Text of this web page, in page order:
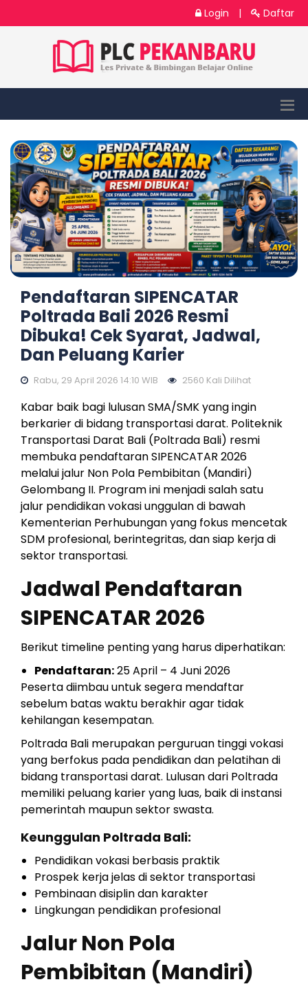
Login | Daftar
Pendaftaran SIPENCATAR
Poltrada Bali 2026 Resmi
Dibuka! Cek Syarat, Jadwal,
Dan Peluang Karier
Rabu, 29 April 2026 14:10 WIB 2560 Kali Dilihat
Kabar baik bagi lulusan SMA/SMK yang ingin
berkarier di bidang transportasi darat. Politeknik
Transportasi Darat Bali (Poltrada Bali) resmi
membuka pendaftaran SIPENCATAR 2026
melalui jalur Non Pola Pembibitan (Mandiri)
Gelombang II. Program ini menjadi salah satu
jalur pendidikan vokasi unggulan di bawah
Kementerian Perhubungan yang fokus mencetak
SDM profesional, berintegritas, dan siap kerja di
sektor transportasi.
Jadwal Pendaftaran
SIPENCATAR 2026
Berikut timeline penting yang harus diperhatikan:
Pendaftaran:25 April – 4 Juni 2026
Peserta diimbau untuk segera mendaftar
sebelum batas waktu berakhir agar tidak
kehilangan kesempatan.
Poltrada Bali merupakan perguruan tinggi vokasi
yang berfokus pada pendidikan dan pelatihan di
bidang transportasi darat. Lulusan dari Poltrada
memiliki peluang karier yang luas, baik di instansi
pemerintah maupun sektor swasta.
Keunggulan Poltrada Bali:
Pendidikan vokasi berbasis praktik
Prospek kerja jelas di sektor transportasi
Pembinaan disiplin dan karakter
Lingkungan pendidikan profesional
Jalur Non Pola
Pembibitan (Mandiri)